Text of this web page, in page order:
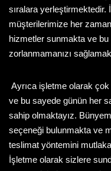
sıralara
müşterilerimize her
hizmetler sunmakta ve
zorlanmamanızı
Ayrıca işletme olarak
ve bu sayede günün her
sahip olmaktayız.
seçeneği bulunmakta ve
teslimat yöntemini
İşletme olarak sizlere